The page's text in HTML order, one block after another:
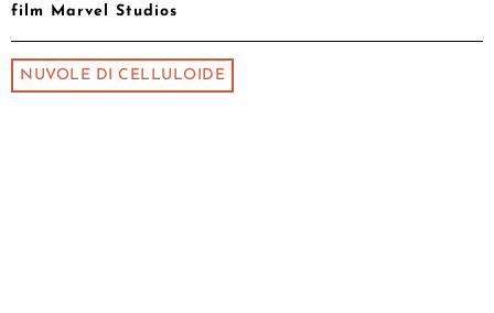
film Marvel Studios
NUVOLE DI CELLULOIDE